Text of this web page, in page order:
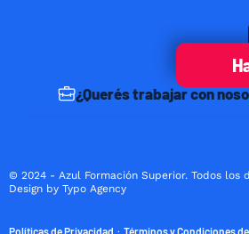
¿Querés trabajar con
© 2024 - Azul Formación Superior. Todos los
Design by Typo Agency
Políticas de Privacidad Términos y Condiciones